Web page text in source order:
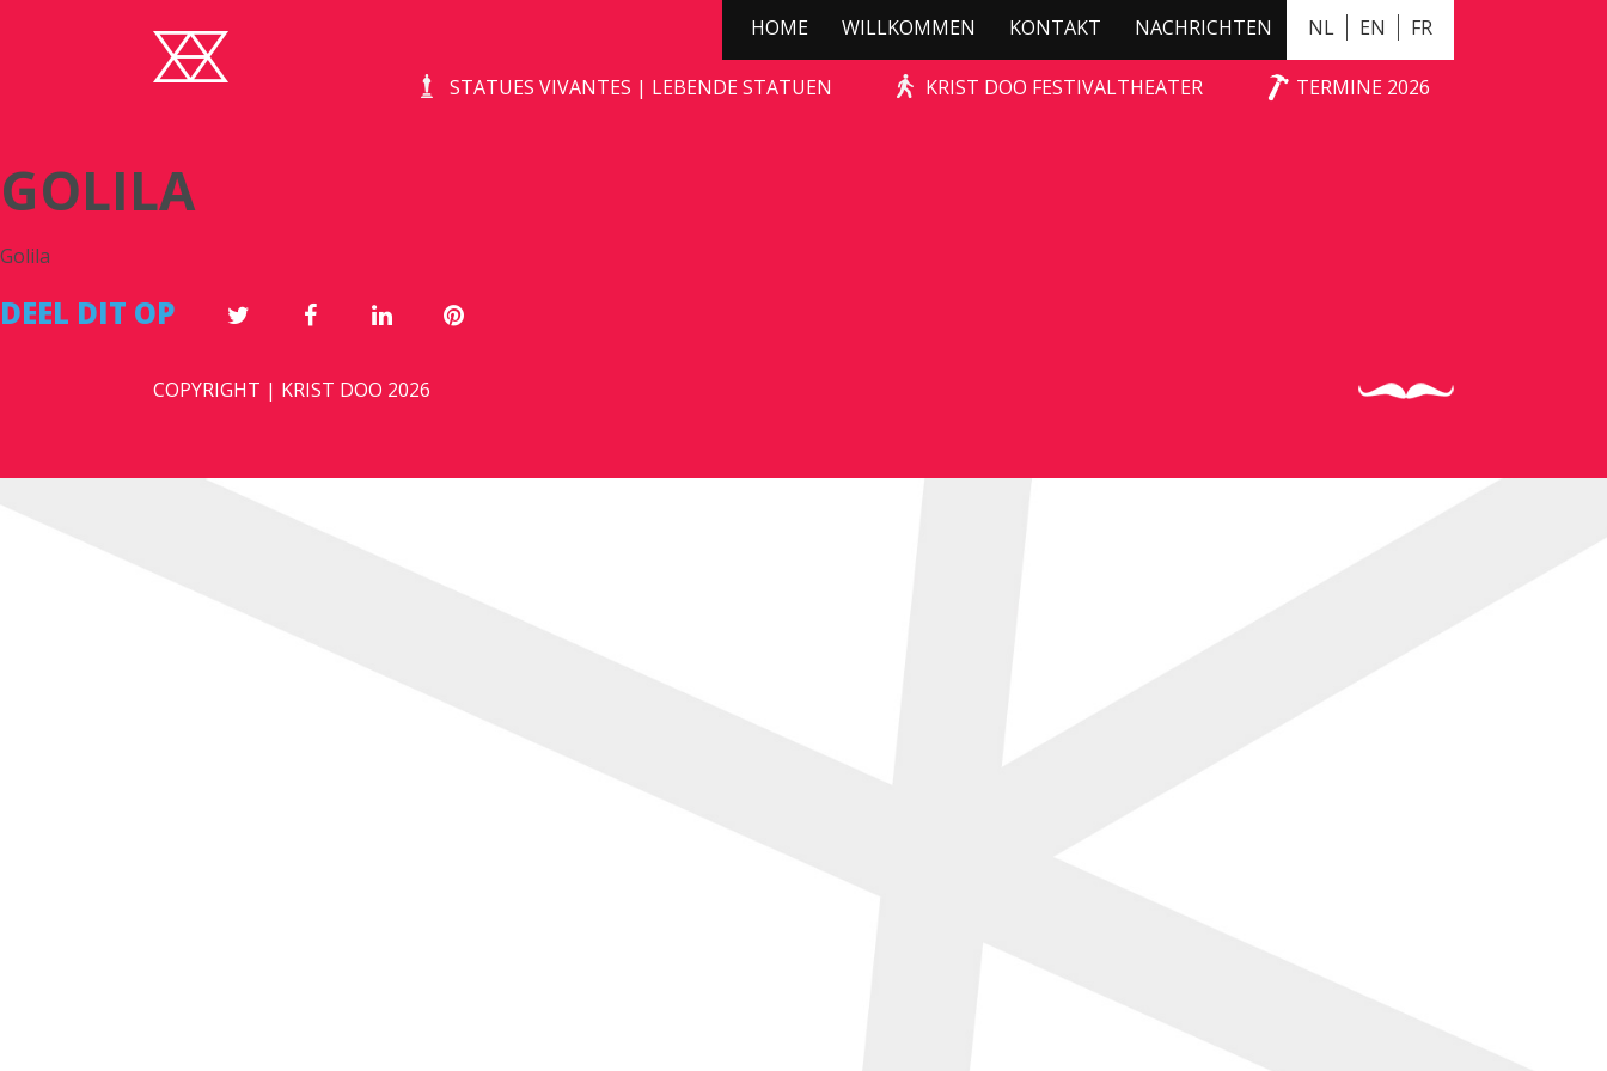
NL EN FR
HOME WILLKOMMEN KONTAKT NACHRICHTEN
STATUES VIVANTES | LEBENDE STATUEN KRIST DOO FESTIVALTHEATER TERMINE 2026
GOLILA
GOLILA
Golila
DEEL DIT OP
COPYRIGHT | KRIST DOO 2026